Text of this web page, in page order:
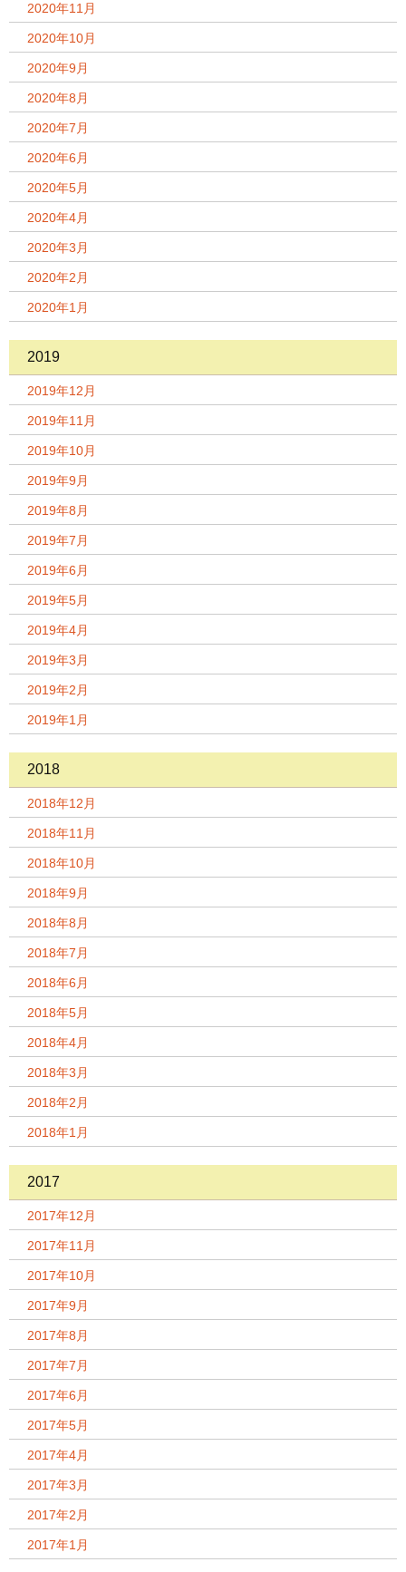
2020年11月
2020年10月
2020年9月
2020年8月
2020年7月
2020年6月
2020年5月
2020年4月
2020年3月
2020年2月
2020年1月
2019
2019年12月
2019年11月
2019年10月
2019年9月
2019年8月
2019年7月
2019年6月
2019年5月
2019年4月
2019年3月
2019年2月
2019年1月
2018
2018年12月
2018年11月
2018年10月
2018年9月
2018年8月
2018年7月
2018年6月
2018年5月
2018年4月
2018年3月
2018年2月
2018年1月
2017
2017年12月
2017年11月
2017年10月
2017年9月
2017年8月
2017年7月
2017年6月
2017年5月
2017年4月
2017年3月
2017年2月
2017年1月